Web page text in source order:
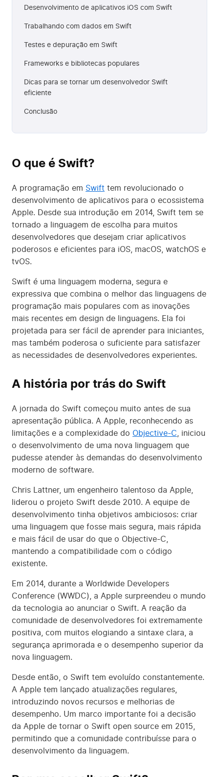
O que é Swift?
A programação em Swift tem revolucionado o
desenvolvimento de aplicativos para o ecossistema
Apple. Desde sua introdução em 2014, Swift tem se
tornado a linguagem de escolha para muitos
desenvolvedores que desejam criar aplicativos
poderosos e eficientes para iOS, macOS, watchOS e
tvOS.
Swift é uma linguagem moderna, segura e
expressiva que combina o melhor das linguagens de
programação mais populares com as inovações
mais recentes em design de linguagens. Ela foi
projetada para ser fácil de aprender para iniciantes,
mas também poderosa o suficiente para satisfazer
as necessidades de desenvolvedores experientes.
A história por trás do Swift
A jornada do Swift começou muito antes de sua
apresentação pública. A Apple, reconhecendo as
limitações e a complexidade do Objective-C , iniciou
o desenvolvimento de uma nova linguagem que
pudesse atender às demandas do desenvolvimento
moderno de software.
Chris Lattner, um engenheiro talentoso da Apple,
liderou o projeto Swift desde 2010. A equipe de
desenvolvimento tinha objetivos ambiciosos: criar
uma linguagem que fosse mais segura, mais rápida
e mais fácil de usar do que o Objective-C,
mantendo a compatibilidade com o código
existente.
Em 2014, durante a Worldwide Developers
Conference (WWDC), a Apple surpreendeu o mundo
da tecnologia ao anunciar o Swift. A reação da
comunidade de desenvolvedores foi extremamente
positiva, com muitos elogiando a sintaxe clara, a
segurança aprimorada e o desempenho superior da
nova linguagem.
Desde então, o Swift tem evoluído constantemente.
A Apple tem lançado atualizações regulares,
introduzindo novos recursos e melhorias de
desempenho. Um marco importante foi a decisão
da Apple de tornar o Swift open source em 2015,
permitindo que a comunidade contribuísse para o
desenvolvimento da linguagem.
Desenvolvimento de aplicativos iOS com Swift
Trabalhando com dados em Swift
Testes e depuração em Swift
Frameworks e bibliotecas populares
Dicas para se tornar um desenvolvedor Swift
eficiente
Conclusão